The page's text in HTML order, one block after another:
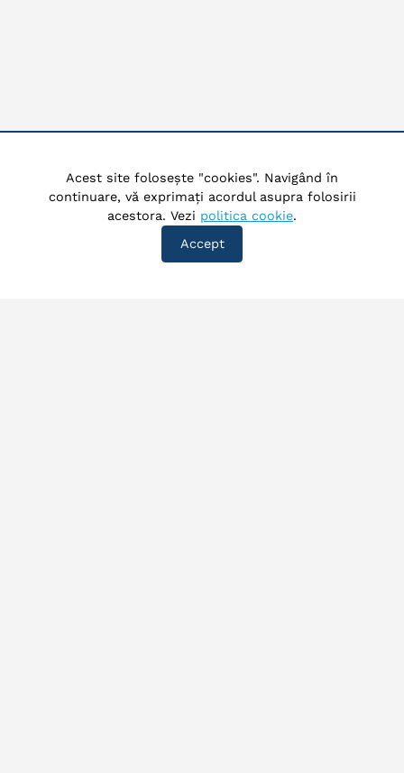
Acest site folosește "cookies". Navigând în
continuare, vă exprimați acordul asupra folosirii
acestora. Vezi politica cookie.
Accept